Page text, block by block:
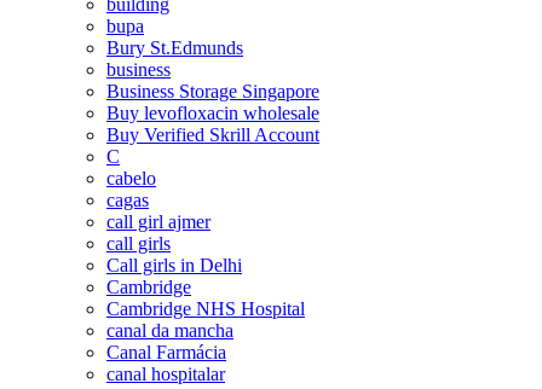
bupa
Bury St.Edmunds
business
Business Storage Singapore
Buy levofloxacin wholesale
Buy Verified Skrill Account
C
cabelo
cagas
call girl ajmer
call girls
Call girls in Delhi
Cambridge
Cambridge NHS Hospital
canal da mancha
Canal Farmácia
canal hospitalar